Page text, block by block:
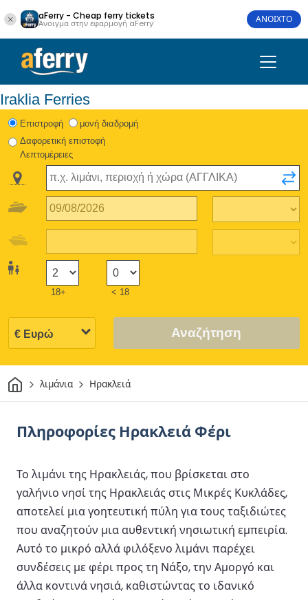
aFerry - Cheap ferry tickets
Άνοιγμα στην εφαρμογή aFerry ΑΝΟΙΧΤΟ
Iraklia Ferries
Eπιστροφή
μονή διαδρομή
Δαφορετική επιστοφή
Λεπτομέρειες
18+ < 18
Αναζήτηση
Σπίτιλιμάνια Ηρακλειά
Πληροφορίες Ηρακλειά Φέρι
Το λιμάνι της Ηρακλειάς, που βρίσκεται στο
γαλήνιο νησί της Ηρακλειάς στις Μικρές Κυκλάδες,
αποτελεί μια γοητευτική πύλη για τους ταξιδιώτες
που αναζητούν μια αυθεντική νησιωτική εμπειρία.
Αυτό το μικρό αλλά φιλόξενο λιμάνι παρέχει
συνδέσεις με φέρι προς τη Νάξο, την Αμοργό και
άλλα κοντινά νησιά, καθιστώντας το ιδανικό